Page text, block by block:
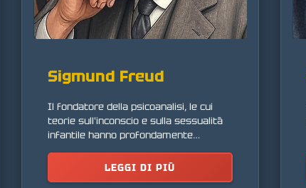
Sigmund Freud
Il fondatore della psicoanalisi, le cui
teorie sull'inconscio e sulla sessualità
infantile hanno profondamente
LEGGI DI PIÙ